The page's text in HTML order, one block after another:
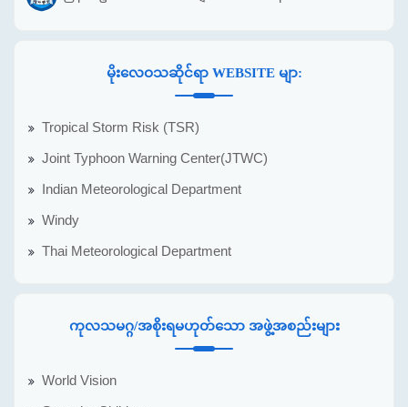
မိုးလေဝသဆိုင်ရာ WEBSITE မျာ:
Tropical Storm Risk (TSR)
Joint Typhoon Warning Center(JTWC)
Indian Meteorological Department
Windy
Thai Meteorological Department
ကုလသမဂ္ဂ/အစိုးရမဟုတ်သော အဖွဲ့အစည်းများ
World Vision